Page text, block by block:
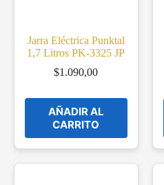
Jarra Eléctrica Punktal
1,7 Litros PK-3325 JP
$1.090,00
AÑADIR AL
CARRITO